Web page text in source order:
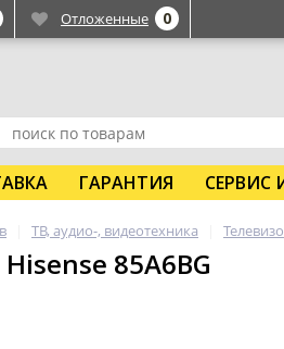
ГАРАНТИЯ СЕРВИС
ТВ, аудио-, видеотехника
85A6BG
Отложенные 0